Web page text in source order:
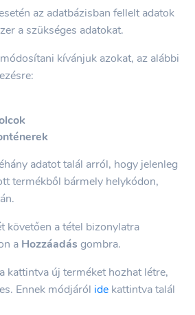
az adatbázisban fellelt adatok
a szükséges adatokat.
kívánjuk azokat, az alábbi
adatot talál arról, hogy jelenleg
termékből bármely helykódon,
követően a tétel bizonylatra
a Hozzáadás gombra.
kattintva új terméket hozhat létre,
Ennek módjáról ide kattintva talál